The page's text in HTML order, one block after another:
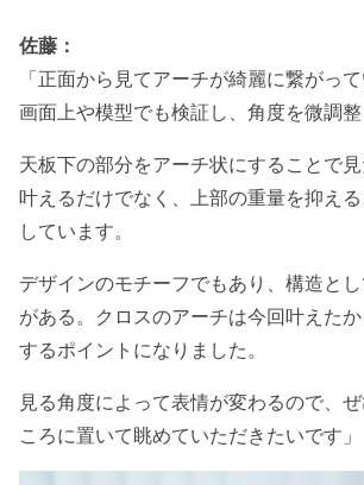
佐藤：
「正面から見てアーチが綺麗に繋がっ
画面上や模型でも検証し、角度を微調整
天板下の部分をアーチ状にすることで
叶えるだけでなく、上部の重量を抑え
しています。
デザインのモチーフでもあり、構造と
がある。クロスのアーチは今回叶えた
するポイントになりました。
見る角度によって表情が変わるので、
ころに置いて眺めていただきたいです」